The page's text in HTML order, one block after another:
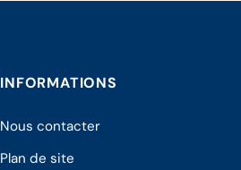
INFORMATIONS
Nous contacter
Plan de site